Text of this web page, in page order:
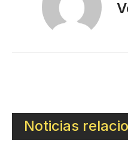
Noticias